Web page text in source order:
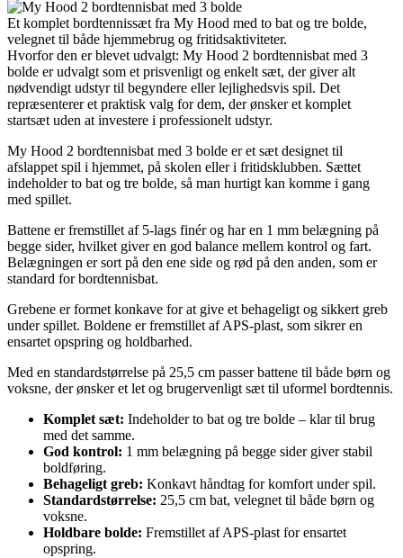
Et komplet bordtennissæt fra My Hood med to bat og tre bolde,
velegnet til både hjemmebrug og fritidsaktiviteter.
Hvorfor den er blevet udvalgt: My Hood 2 bordtennisbat med 3
bolde er udvalgt som et prisvenligt og enkelt sæt, der giver alt
nødvendigt udstyr til begyndere eller lejlighedsvis spil. Det
repræsenterer et praktisk valg for dem, der ønsker et komplet
startsæt uden at investere i professionelt udstyr.
My Hood 2 bordtennisbat med 3 bolde er et sæt designet til
afslappet spil i hjemmet, på skolen eller i fritidsklubben. Sættet
indeholder to bat og tre bolde, så man hurtigt kan komme i gang
med spillet.
Battene er fremstillet af 5-lags finér og har en 1 mm belægning på
begge sider, hvilket giver en god balance mellem kontrol og fart.
Belægningen er sort på den ene side og rød på den anden, som er
standard for bordtennisbat.
Grebene er formet konkave for at give et behageligt og sikkert greb
under spillet. Boldene er fremstillet af APS-plast, som sikrer en
ensartet opspring og holdbarhed.
Med en standardstørrelse på 25,5 cm passer battene til både børn og
voksne, der ønsker et let og brugervenligt sæt til uformel bordtennis.
Komplet sæt: Indeholder to bat og tre bolde – klar til brug
med det samme.
God kontrol: 1 mm belægning på begge sider giver stabil
boldføring.
Behageligt greb: Konkavt håndtag for komfort under spil.
Standardstørrelse: 25,5 cm bat, velegnet til både børn og
voksne.
Holdbare bolde: Fremstillet af APS-plast for ensartet
opspring.